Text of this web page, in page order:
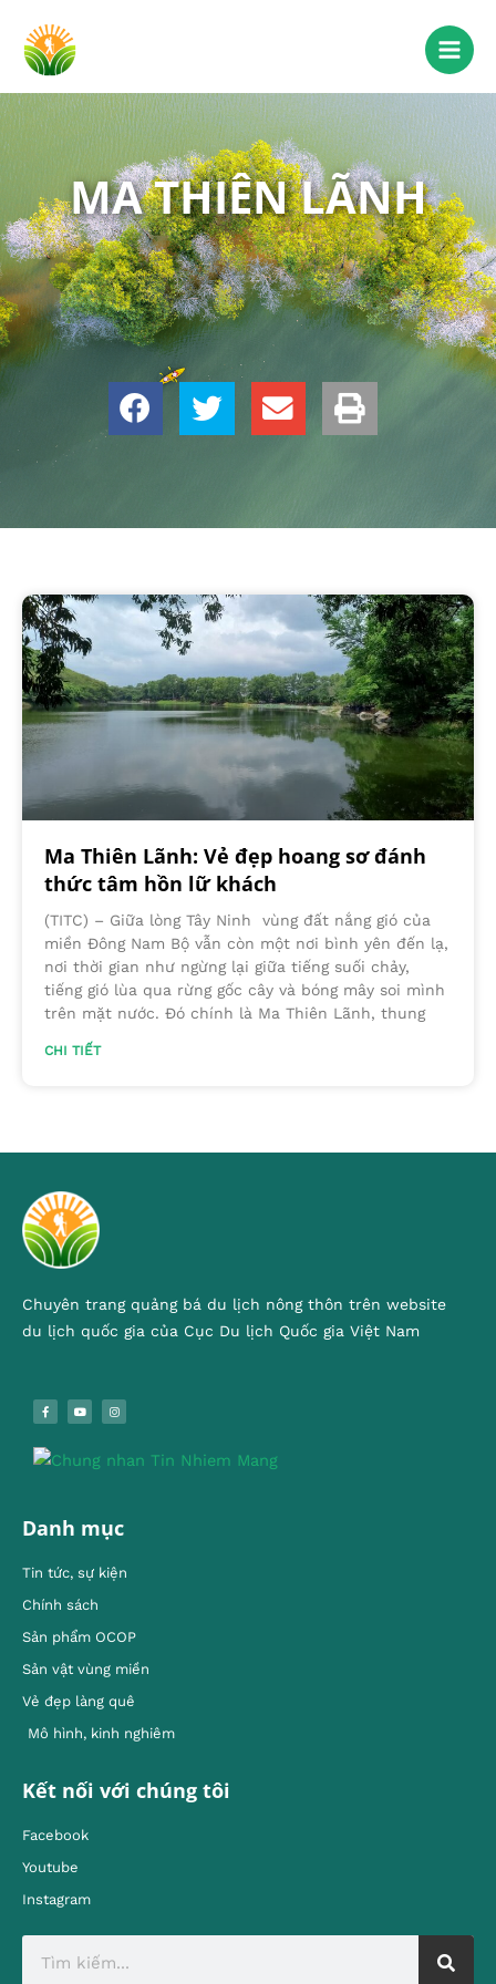
MA THIÊN LÃNH
Ma Thiên Lãnh: Vẻ đẹp hoang sơ đánh
thức tâm hồn lữ khách
(TITC) – Giữa lòng Tây Ninh vùng đất nắng gió của
miền Đông Nam Bộ vẫn còn một nơi bình yên đến lạ,
nơi thời gian như ngừng lại giữa tiếng suối chảy,
tiếng gió lùa qua rừng gốc cây và bóng mây soi mình
trên mặt nước. Đó chính là Ma Thiên Lãnh, thung
CHI TIẾT
Chuyên trang quảng bá du lịch nông thôn trên website
du lịch quốc gia của Cục Du lịch Quốc gia Việt Nam
Danh mục
Tin tức, sự kiện
Chính sách
Sản phẩm OCOP
Sản vật vùng miền
Vẻ đẹp làng quê
Mô hình, kinh nghiêm
Kết nối với chúng tôi
Facebook
Youtube
Instagram